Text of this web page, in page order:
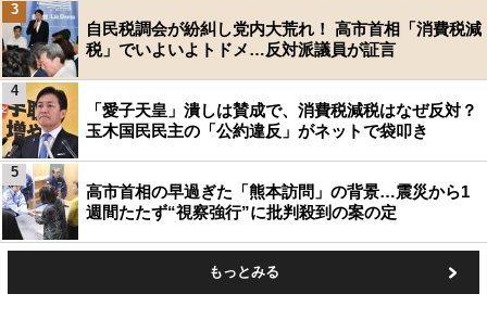
自民税調会が紛糾し党内大荒れ！ 高市首相「消費税減
税」でいよいよトドメ…反対派議員が証言
3
「愛子天皇」潰しは賛成で、消費税減税はなぜ反対？
玉木国民民主の「公約違反」がネットで袋叩き
4
高市首相の早過ぎた「熊本訪問」の背景…震災から1
週間たたず“視察強行”に批判殺到の案の定
5
もっとみる